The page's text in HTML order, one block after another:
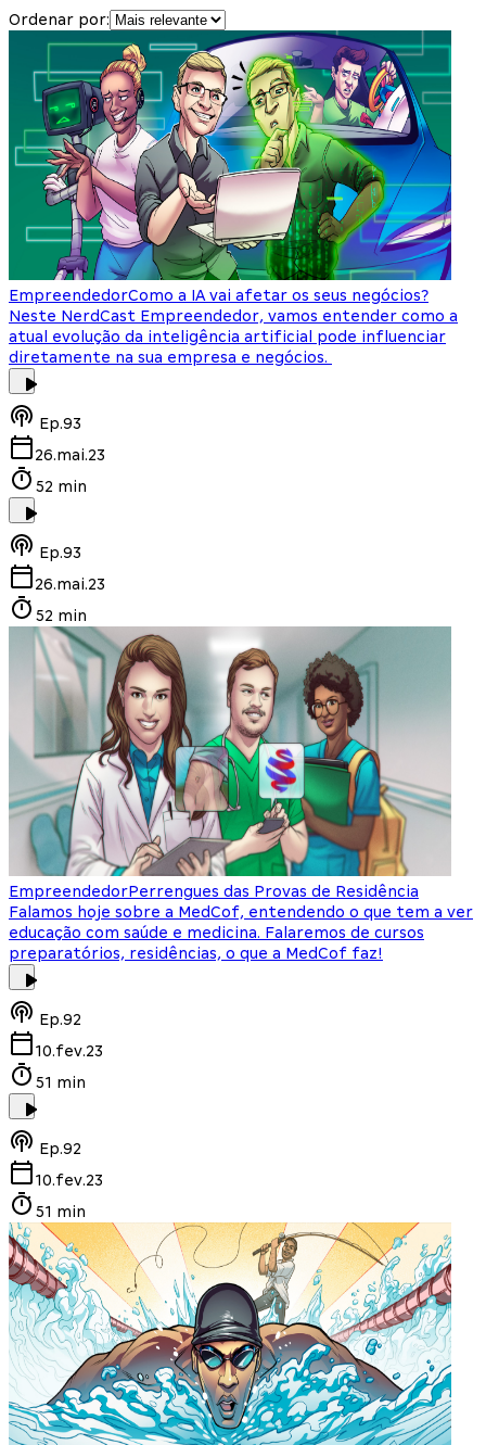
Ordenar por:
EmpreendedorComo a IA vai afetar os seus negócios?
Neste NerdCast Empreendedor, vamos entender como a
atual evolução da inteligência artificial pode influenciar
diretamente na sua empresa e negócios.
Ep.93
26.mai.23
52 min
Ep.93
26.mai.23
52 min
EmpreendedorPerrengues das Provas de Residência
Falamos hoje sobre a MedCof, entendendo o que tem a ver
educação com saúde e medicina. Falaremos de cursos
preparatórios, residências, o que a MedCof faz!
Ep.92
10.fev.23
51 min
Ep.92
10.fev.23
51 min